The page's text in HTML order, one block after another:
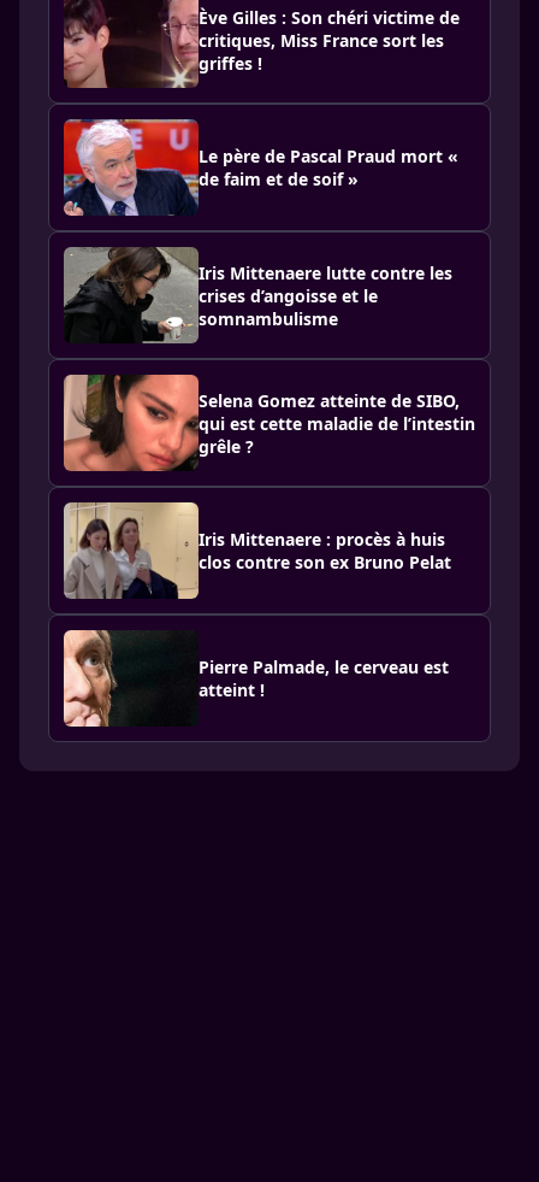
Ève Gilles : Son chéri victime de
critiques, Miss France sort les
griffes !
Le père de Pascal Praud mort «
de faim et de soif »
Iris Mittenaere lutte contre les
crises d’angoisse et le
somnambulisme
Selena Gomez atteinte de SIBO,
qui est cette maladie de l’intestin
grêle ?
Iris Mittenaere : procès à huis
clos contre son ex Bruno Pelat
Pierre Palmade, le cerveau est
atteint !